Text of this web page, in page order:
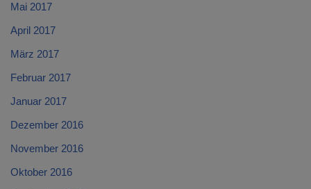
Mai 2017
April 2017
März 2017
Februar 2017
Januar 2017
Dezember 2016
November 2016
Oktober 2016